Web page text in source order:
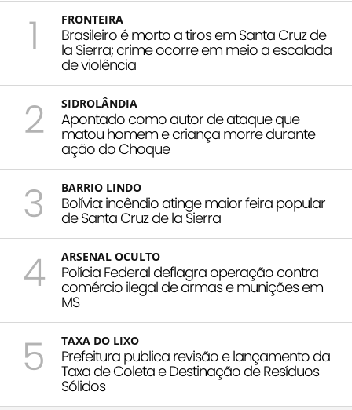
1 FRONTEIRA
Brasileiro é morto a tiros em Santa Cruz de
la Sierra; crime ocorre em meio a escalada
de violência
2 SIDROLÂNDIA
Apontado como autor de ataque que
matou homem e criança morre durante
ação do Choque
3 BARRIO LINDO
Bolívia: incêndio atinge maior feira popular
de Santa Cruz de la Sierra
4 ARSENAL OCULTO
Polícia Federal deflagra operação contra
comércio ilegal de armas e munições em
MS
5 TAXA DO LIXO
Prefeitura publica revisão e lançamento da
Taxa de Coleta e Destinação de Resíduos
Sólidos